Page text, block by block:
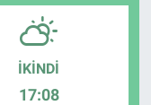
İKINDI
17:08